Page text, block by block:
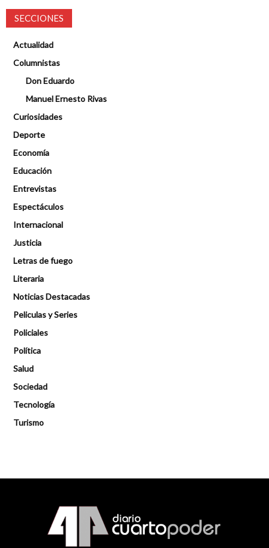
SECCIONES
Actualidad
Columnistas
Don Eduardo
Manuel Ernesto Rivas
Curiosidades
Deporte
Economía
Educación
Entrevistas
Espectáculos
Internacional
Justicia
Letras de fuego
Literaria
Noticias Destacadas
Peliculas y Series
Policiales
Política
Salud
Sociedad
Tecnología
Turismo